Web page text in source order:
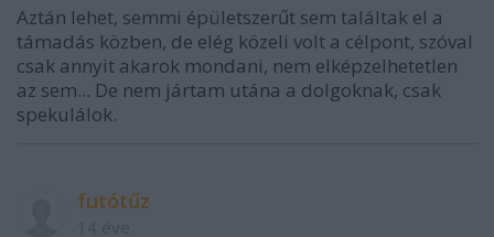
Aztán lehet, semmi épületszerűt sem találtak el a
támadás közben, de elég közeli volt a célpont, szóval
csak annyit akarok mondani, nem elképzelhetetlen
az sem... De nem jártam utána a dolgoknak, csak
spekulálok.
futótűz